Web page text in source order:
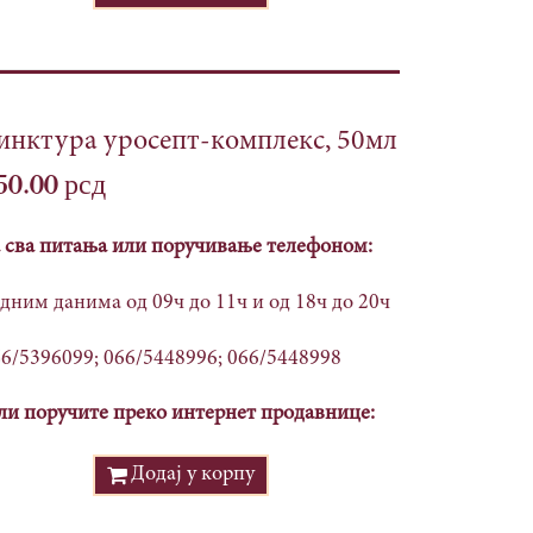
уросепт-комплекс, 50мл
рсд
сва питања или поручивање телефоном:
данима од 09ч до 11ч и од 18ч до 20ч
5396099; 066/5448996; 066/5448998
поручите преко интернет продавнице:
Додај у корпу